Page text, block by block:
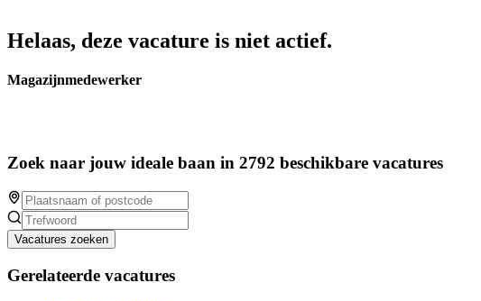
Helaas, deze vacature is niet actief.
Magazijnmedewerker
Zoek naar jouw ideale baan in 2792 beschikbare vacatures
Vacatures zoeken
Gerelateerde vacatures